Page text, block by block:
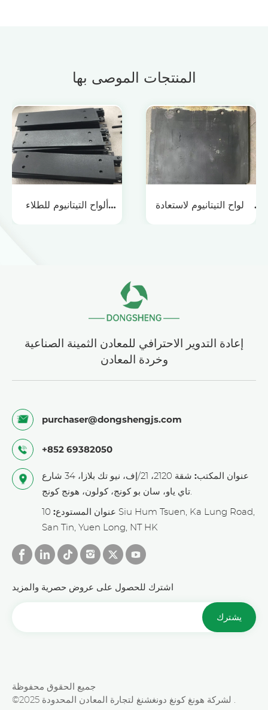
المنتجات الموصى بها
ألواح التيتانيوم للطلاء ألواح التيتانيوم لاستعادة
إعادة التدوير الاحترافي للمعادن الثمينة الصناعية
وخردة المعادن
purchaser@dongshengjs.com
+852 69382050
عنوان المكتب:
شقة 2120، 21/إف، نيو تك بلازا، 34 شارع
تاي ياو، سان بو كونج، كولون، هونج كونج.
عنوان المستودع: 10 Siu Hum Tsuen, Ka Lung Road,
San Tin, Yuen Long, NT HK
اشترك للحصول على عروض حصرية والمزيد
يشترك
جميع الحقوق محفوظة
©2025 لشركة هونغ كونغ دونغشنغ لتجارة المعادن المحدودة .